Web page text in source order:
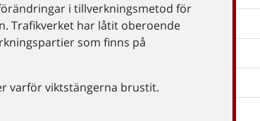
i tillverkningsmetod för
Trafikverket har låtit oberoende
som finns på
varför viktstängerna brustit.